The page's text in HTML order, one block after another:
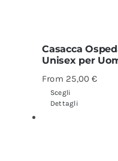
Casacca
Unisex per
From 25,00€
Scegli
Dettagli